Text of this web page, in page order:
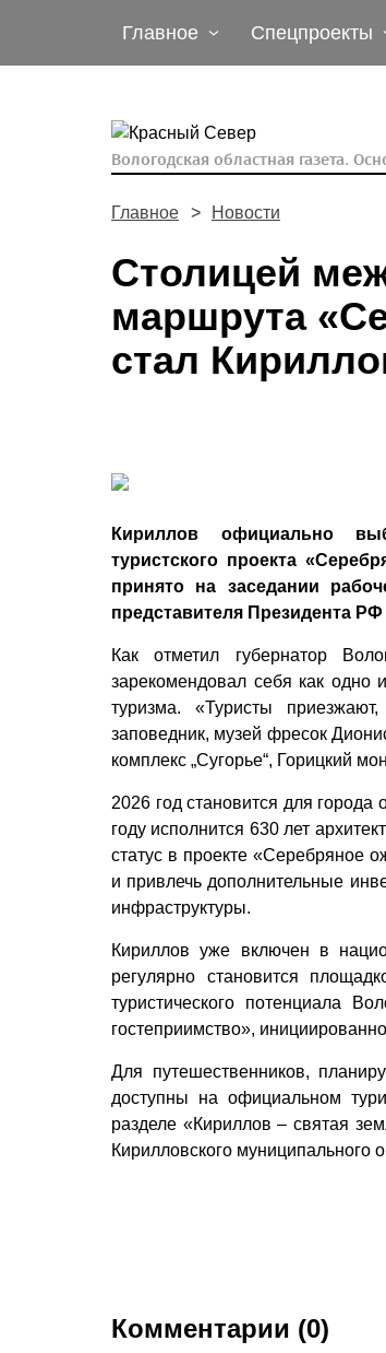
Главное Спецпроекты
Вологодская областная газета.
Главное Новости
Столицей
маршрута
стал
Кириллов официально
туристского проекта
принято на заседании
представителя Президента
Как отметил губернатор
зарекомендовал себя как одно
туризма. «Туристы
заповедник, музей фресок
комплекс „Сугорье“, Горицкий
2026 год становится для
году исполнится 630 лет
статус в проекте «Серебряное
и привлечь дополнительные
инфраструктуры.
Кириллов уже включен в
регулярно становится
туристического потенциала
гостеприимство»,
Для путешественников,
доступны на официальном
разделе «Кириллов – святая
Кирилловского муниципального
Комментарии (0)